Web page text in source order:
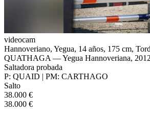
videocam
Hannoveriano, Yegua, 14 años, 175 cm,
QUATHAGA — Yegua Hannoveriana,
Saltadora probada
P: QUAID | PM: CARTHAGO
Salto
38.000 €
38.000 €